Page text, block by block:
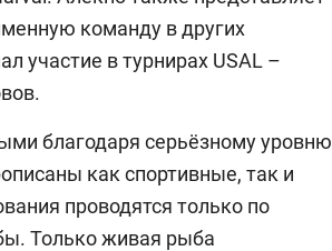
команду в других
участие в турнирах USAL –
благодаря серьёзному уровню
как спортивные, так и
проводятся только по
Только живая рыба